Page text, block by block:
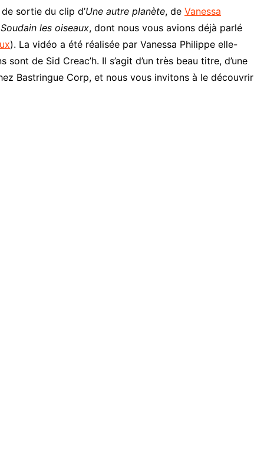
sortie du clip d’Une autre planète, de Vanessa
Soudain les oiseaux, dont nous vous avions déjà parlé
). La vidéo a été réalisée par Vanessa Philippe elle-
de Sid Creac’h. Il s’agit d’un très beau titre, d’une
Bastringue Corp, et nous vous invitons à le découvrir